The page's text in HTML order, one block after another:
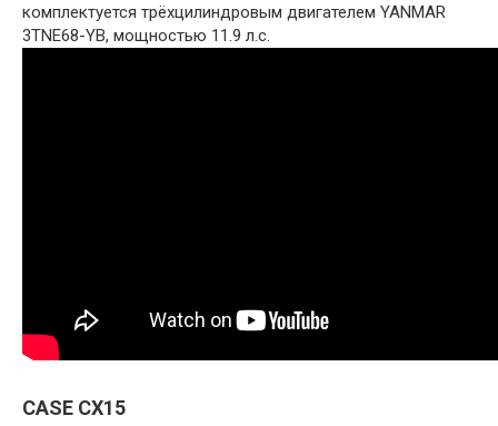
комплектуется трёхцилиндровым двигателем YANMAR
3TNE68-YB, мощностью 11.9 л.с.
CASE CX15